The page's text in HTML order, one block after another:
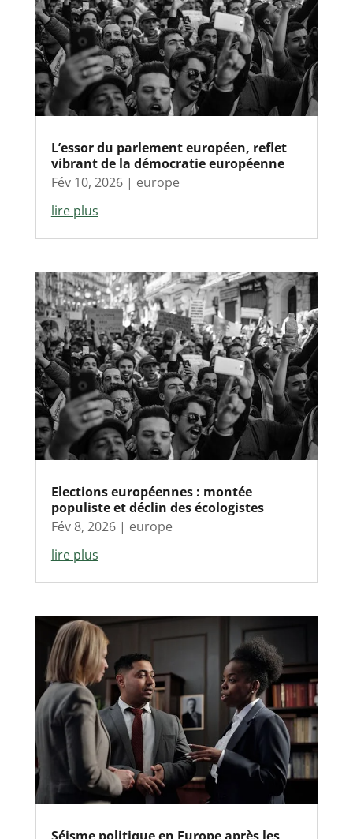
L’essor du parlement européen, reflet
vibrant de la démocratie européenne
Fév 10, 2026| europe
lire plus
Elections européennes : montée
populiste et déclin des écologistes
Fév 8, 2026| europe
lire plus